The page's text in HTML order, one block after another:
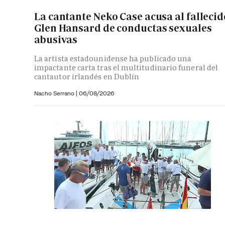
La cantante Neko Case acusa al
Glen Hansard de conductas sexuales
abusivas
La artista estadounidense ha publicado una
impactante carta tras el multitudinario funeral del
cantautor irlandés en Dublín
Nacho Serrano | 06/08/2026